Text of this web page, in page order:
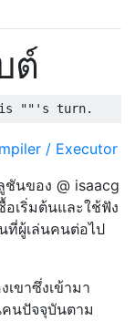
ต์
/ Executor
นของ @ isaacg
อเริ่มต้นและใช้ฟัง
ที่ผู้เล่นคนต่อไป
เขาซึ่งเข้ามา
นปัจจุบันตาม